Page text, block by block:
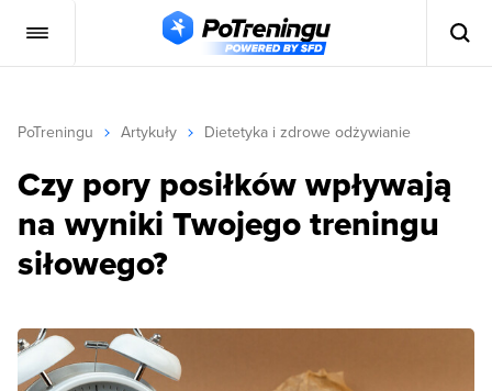
PoTreningu Artykuły Dietetyka i zdrowe odżywianie
Czy pory posiłków wpływają
na wyniki Twojego treningu
siłowego?